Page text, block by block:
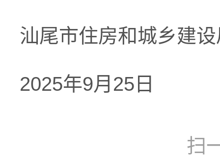
汕尾市住房和城乡建
2025年9月25日
扫